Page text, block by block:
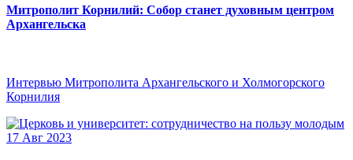
Митрополит Корнилий: Собор станет духовным центром
Архангельска
Интервью Митрополита Архангельского и Холмогорского
Корнилия
17 Авг 2023